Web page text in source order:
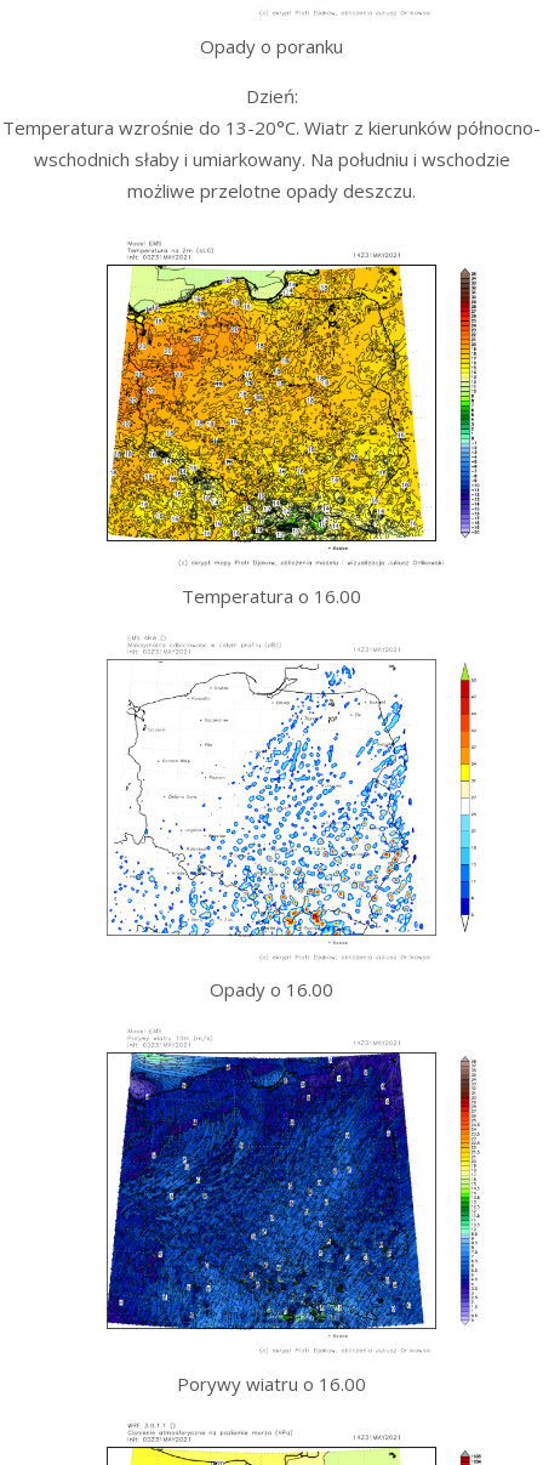
Opady o poranku
Dzień:
Temperatura wzrośnie do 13-20°C. Wiatr z kierunków północno-
wschodnich słaby i umiarkowany. Na południu i wschodzie
możliwe przelotne opady deszczu.
Temperatura o 16.00
Opady o 16.00
Porywy wiatru o 16.00